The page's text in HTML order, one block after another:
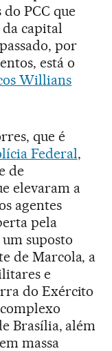
PCC que
capital
por
está o
Willians
que é
Federal,
de
elevaram a
agentes
pela
suposto
de Marcola, a
e
do Exército
Brasília, além
massa